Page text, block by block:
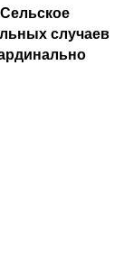
случаев